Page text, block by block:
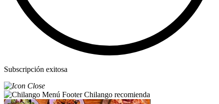
Subscripción exitosa
Chilango recomienda